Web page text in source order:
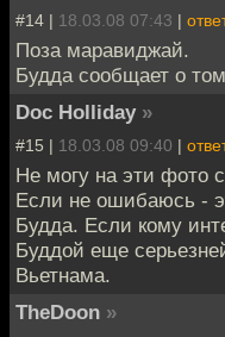
#14 | 18.03.08 07:43 |
Поза маравиджай.
Будда сообщает о
Doc Holliday »
#15 | 18.03.08 09:40 |
Не могу на эти фото
Если не ошибаюсь -
Будда. Если кому
Буддой еще
Вьетнама.
TheDoon »